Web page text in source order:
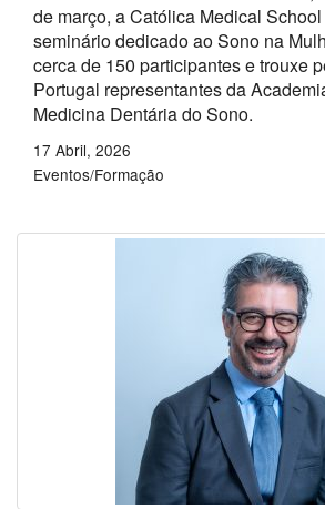
de março, a Católica Medical
seminário dedicado ao Sono na
cerca de 150 participantes e trouxe
Portugal representantes da
Medicina Dentária do Sono.
17 Abril, 2026
Eventos/Formação